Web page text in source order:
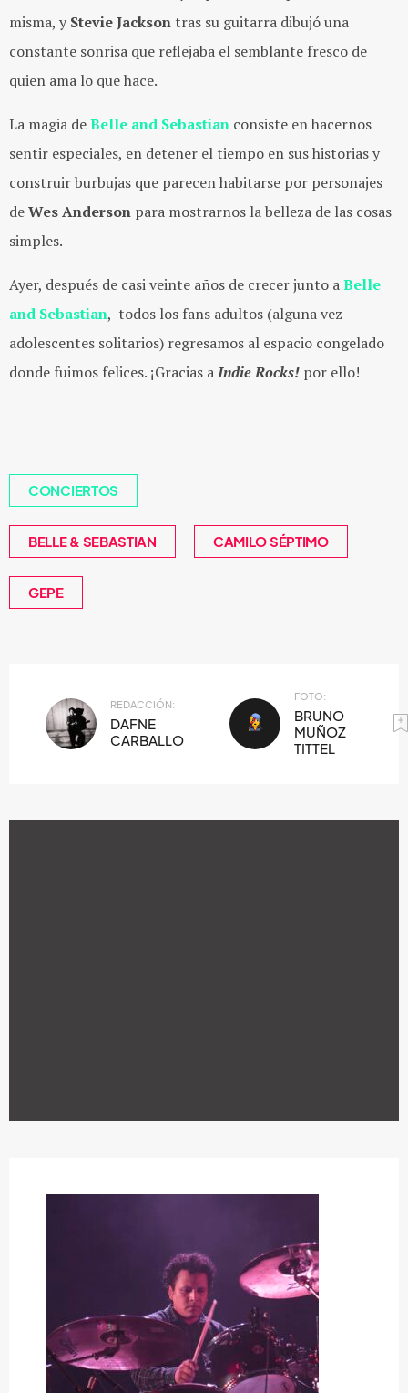
misma, y Stevie Jackson tras su guitarra dibujó una
constante sonrisa que reflejaba el semblante fresco de
quien ama lo que hace.
La magia deBelle and Sebastian consiste en hacernos
sentir especiales, en detener el tiempo en sus historias y
construir burbujas que parecen habitarse por personajes
deWes Anderson para mostrarnos la belleza de las cosas
simples.
Ayer, después de casi veinte años de crecer junto aBelle
and Sebastian, todos los fans adultos (alguna vez
adolescentes solitarios) regresamos al espacio congelado
donde fuimos felices. ¡Gracias aIndie Rocks! por ello!
CONCIERTOS
BELLE & SEBASTIAN CAMILO SÉPTIMO
GEPE
REDACCIÓN:
DAFNE
CARBALLO
FOTO:
BRUNO
MUÑOZ
TITTEL